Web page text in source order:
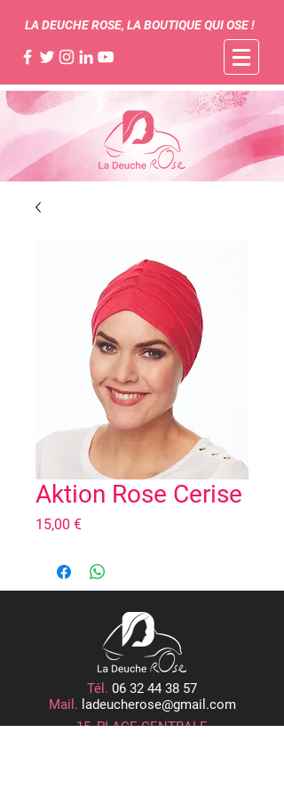
LA DEUCHE ROSE, LA BOUTIQUE QUI OSE !
Aktion Rose Cerise
15,00 €Prix
Tél. 06 32 44 38 57
Mail. ladeucherose@gmail.com
15, PLACE CENTRALE